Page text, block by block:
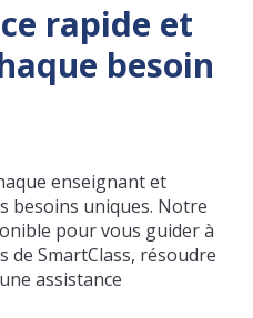
rapide et
besoin
enseignant et
besoins uniques. Notre
pour vous guider à
SmartClass, résoudre
assistance